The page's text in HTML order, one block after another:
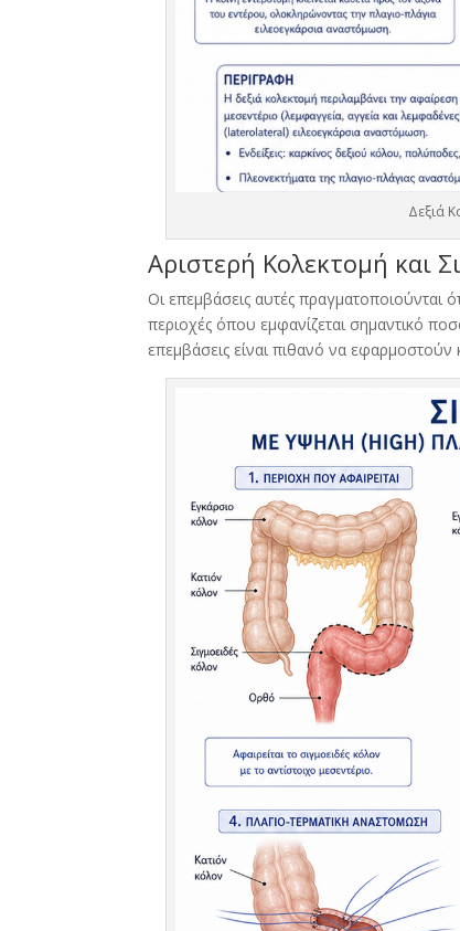
Δεξιά
Αριστερή Κολεκτομή και
Οι επεμβάσεις αυτές πραγματοποιούνται
περιοχές όπου εμφανίζεται σημαντικό
επεμβάσεις είναι πιθανό να εφαρμοστούν